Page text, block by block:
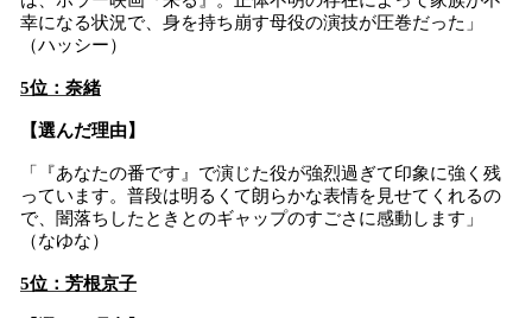
幸になる状況で、身を持ち崩す母役の演技が圧巻だった」
（ハッシー）
5位：奈緒
【選んだ理由】
「『あなたの番です』で演じた役が強烈過ぎて印象に強く残
っています。普段は明るくて朗らかな表情を見せてくれるの
で、闇落ちしたときとのギャップのすごさに感動します」
（なゆな）
5位：芳根京子